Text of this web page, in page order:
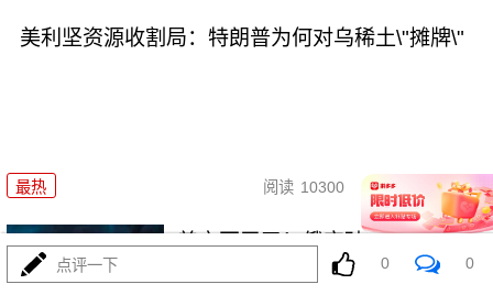
美利坚资源收割局：特朗普为何对乌稀土\"摊牌\"
最热 阅读 10300 08-03
普京不忍了！俄突破禁忌，猛轰
点评一下 0 0